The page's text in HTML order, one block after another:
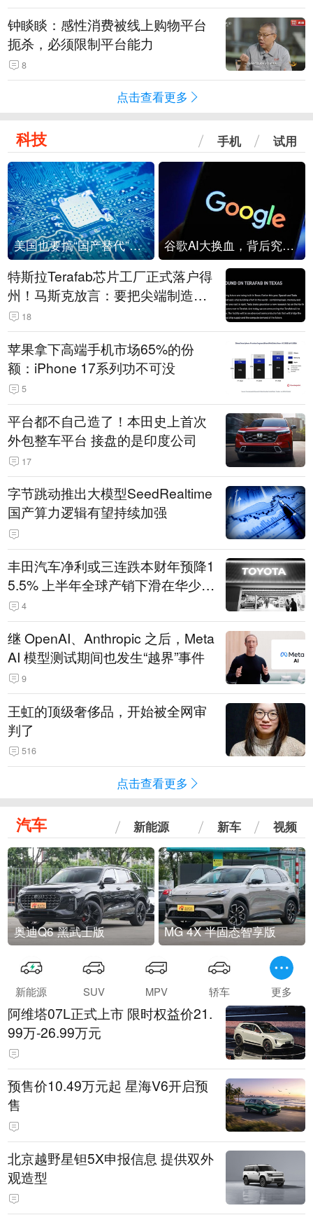
钟睒睒：感性消费被线上购物平台
扼杀，必须限制平台能力
8
点击查看更多
科技 手机 试用
美国也要搞“国产替代”？先算清三笔账 谷歌AI大换血，背后究竟发生了什么？
特斯拉Terafab芯片工厂正式落户得
州！马斯克放言：要把尖端制造带
回美国
18
苹果拿下高端手机市场65%的份
额：iPhone 17系列功不可没
5
平台都不自己造了！本田史上首次
外包整车平台 接盘的是印度公司
17
字节跳动推出大模型SeedRealtime
国产算力逻辑有望持续加强
丰田汽车净利或三连跌本财年预降1
5.5% 上半年全球产销下滑在华少卖
14.3万辆
4
继 OpenAI、Anthropic 之后，Meta
AI 模型测试期间也发生“越界”事件
9
王虹的顶级奢侈品，开始被全网审
判了
516
点击查看更多
汽车 新能源 新车 视频
奥迪Q6 黑武士版 MG 4X 半固态智享版
新能源 SUV MPV 轿车 更多
阿维塔07L正式上市 限时权益价21.
99万-26.99万元
预售价10.49万元起 星海V6开启预
售
北京越野星钽5X申报信息 提供双外
观造型